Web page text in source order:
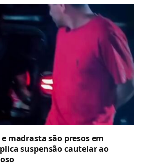
madrasta são presos em
suspensão cautelar ao